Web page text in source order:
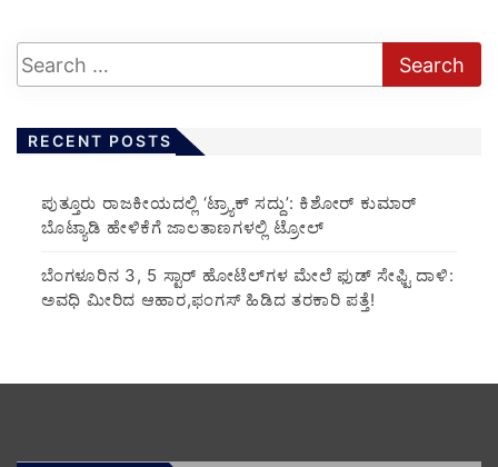
RECENT POSTS
ಪುತ್ತೂರು ರಾಜಕೀಯದಲ್ಲಿ ‘ಟ್ರ್ಯಾಕ್ ಸದ್ದು’: ಕಿಶೋರ್ ಕುಮಾರ್
ಬೊಟ್ಯಾಡಿ ಹೇಳಿಕೆಗೆ ಜಾಲತಾಣಗಳಲ್ಲಿ ಟ್ರೋಲ್
​ಬೆಂಗಳೂರಿನ 3, 5 ಸ್ಟಾರ್ ಹೋಟೆಲ್‌ಗಳ ಮೇಲೆ ಫುಡ್ ಸೇಫ್ಟಿ ದಾಳಿ:
ಅವಧಿ ಮೀರಿದ ಆಹಾರ,ಫಂಗಸ್ ಹಿಡಿದ ತರಕಾರಿ ಪತ್ತೆ!